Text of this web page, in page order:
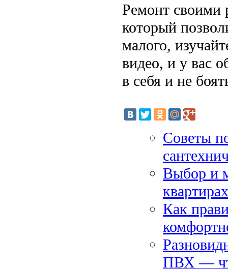
Ремонт своими
который
малого,
видео, и у вас
в себя и не
Советы
Выбор и
квартирах
Как
ПВХ —